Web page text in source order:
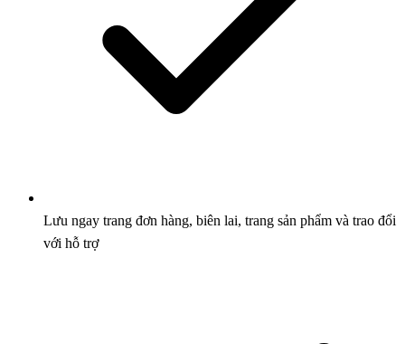
Lưu ngay trang đơn hàng, biên lai, trang sản phẩm và trao đổi
với hỗ trợ